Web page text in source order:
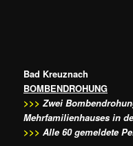
Bad Kreuznach
BOMBENDROHUNG
>>> Zwei
Mehrfamilienhauses in
>>> Alle 60 gemeldete